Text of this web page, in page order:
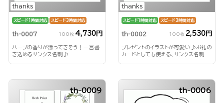
thanks
スピード1時間対応 スピード3時間対応
th-0007 100枚 4,730円
ハーブの香りが漂ってきそう！一言書
き込めるサンクス名刺♪
thanks
スピード1時間対応 スピード3時間対応
th-0002 100枚 2,530円
プレゼントのイラストが可愛い♪お礼の
カードとしても使える、サンクス名刺
th-0009 th-0006